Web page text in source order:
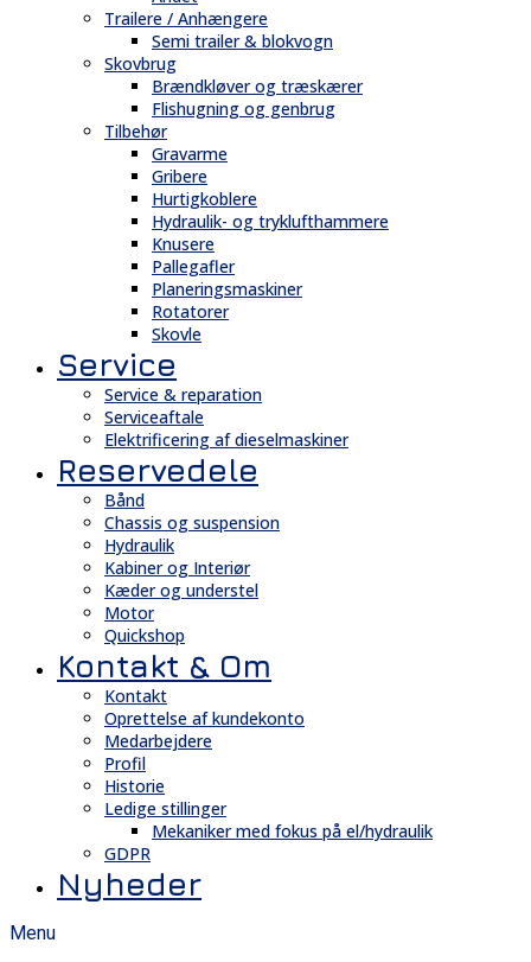
Trailere / Anhængere
Semi trailer & blokvogn
Skovbrug
Brændkløver og træskærer
Flishugning og genbrug
Tilbehør
Gravarme
Gribere
Hurtigkoblere
Hydraulik- og tryklufthammere
Knusere
Pallegafler
Planeringsmaskiner
Rotatorer
Skovle
Service
Service & reparation
Serviceaftale
Elektrificering af dieselmaskiner
Reservedele
Bånd
Chassis og suspension
Hydraulik
Kabiner og Interiør
Kæder og understel
Motor
Quickshop
Kontakt & Om
Kontakt
Oprettelse af kundekonto
Medarbejdere
Profil
Historie
Ledige stillinger
Mekaniker med fokus på el/hydraulik
GDPR
Nyheder
Menu